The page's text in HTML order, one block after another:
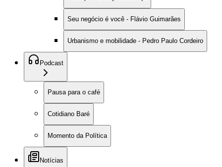
Seu negócio é você - Flávio Guimarães
Urbanismo e mobilidade - Pedro Paulo Cordeiro
Podcast
Pausa para o café
Cotidiano Baré
Momento da Política
Notícias